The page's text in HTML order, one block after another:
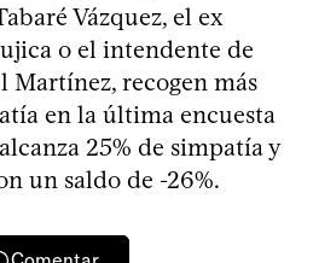
Vázquez, el ex
o el intendente de
Martínez, recogen más
en la última encuesta
25% de simpatía y
un saldo de -26%.